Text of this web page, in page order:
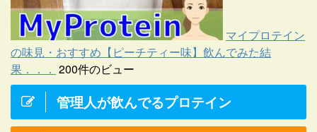
マイプロテイン
の味見・おすすめ【ピーチティー味】飲んでみた結
果．．． 200件のビュー
管理人が飲んでるプロテイン